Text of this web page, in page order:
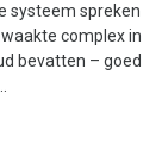
systeem spreken
complex in
bevatten – goed